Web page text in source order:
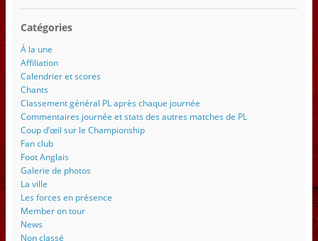
Catégories
Á la une
Affiliation
Calendrier et scores
Chants
Classement général PL après chaque journée
Commentaires journée et stats des autres matches de PL
Coup d’œil sur le Championship
Fan club
Foot Anglais
Galerie de photos
La ville
Les forces en présence
Member on tour
News
Non classé